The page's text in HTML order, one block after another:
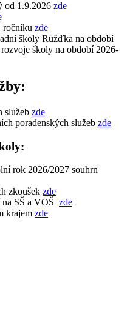
od 1.9.2026 zde
ročníku zde
školy Růžďka na období
školy na období 2026-
služeb zde
poradenských služeb zde
rok 2026/2027 souhrn
zkoušek zde
SŠ a VOŠ zde
krajem zde